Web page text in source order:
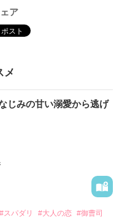
ア
メ
じみの甘い溺愛から逃げ
#スパダリ #大人の恋 #御曹司